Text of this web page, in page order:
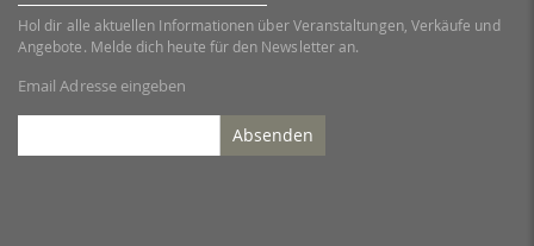
Hol dir alle aktuellen Informationen über Veranstaltungen, Verkäufe und
Angebote. Melde dich heute für den Newsletter an.
Email Adresse eingeben
Absenden